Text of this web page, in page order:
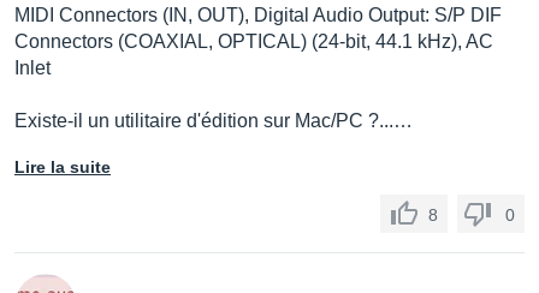
MIDI Connectors (IN, OUT), Digital Audio Output: S/P DIF
Connectors (COAXIAL, OPTICAL) (24-bit, 44.1 kHz), AC
Inlet
Existe-il un utilitaire d'édition sur Mac/PC ?...…
Lire la suite
8 0